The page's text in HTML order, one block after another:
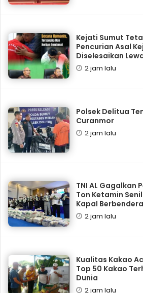
Kejati Sumut
Pencurian Asal
Diselesaikan
2 jam lalu
Polsek Delitua
Curanmor
2 jam lalu
TNI AL Gagalkan
Ton Ketamin
Kapal
2 jam lalu
Kualitas Kakao
Top 50 Kakao
Dunia
2 jam lalu